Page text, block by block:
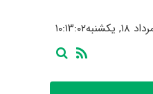
۱۰:۱۳:۰۲